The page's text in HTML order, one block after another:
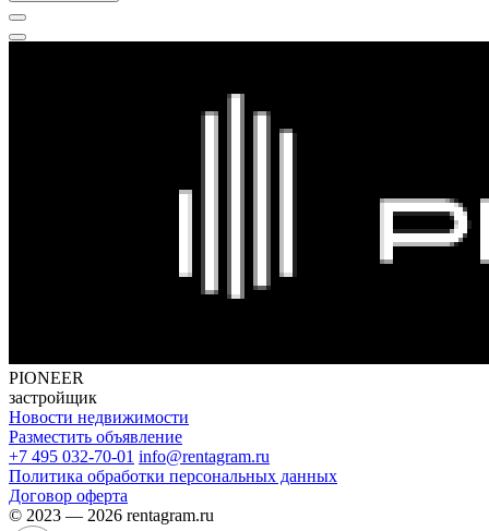
PIONEER
застройщик
Новости недвижимости
Разместить объявление
+7 495 032-70-01 info@rentagram.ru
Политика обработки персональных данных
Договор оферта
© 2023 — 2026 rentagram.ru